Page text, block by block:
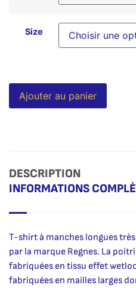
Size
Ajouter au panier
DESCRIPTION
INFORMATIONS
T-shirt à manches longues
par la marque Regnes. La
fabriquées en tissu effet
fabriquées en mailles larges